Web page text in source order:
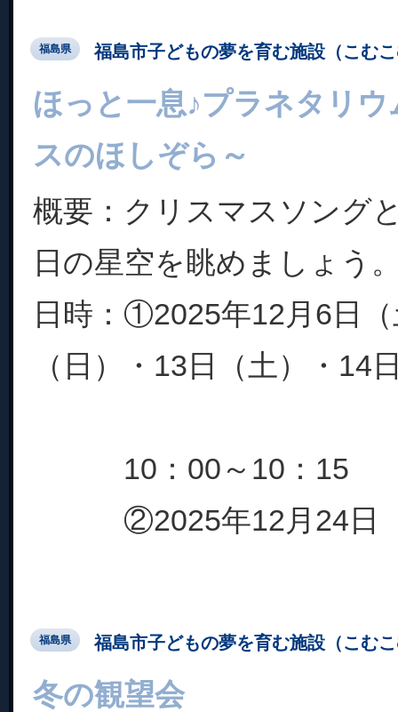
福島県 福島市子どもの夢を育む施設（こむ
ほっと一息♪プラネタリ
スのほしぞら～
概要：クリスマスソング
日の星空を眺めましょう
日時：①2025年12月6日
（日）・13日（土）
10：00～10：15
②2025年12月24日
福島県 福島市子どもの夢を育む施設（こむ
冬の観望会